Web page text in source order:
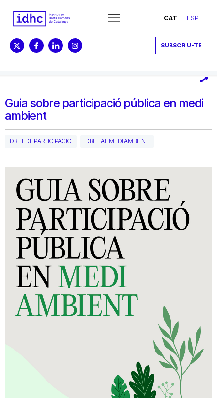
CAT ESP
SUBSCRIU-TE
Guia sobre participació pública en medi
ambient
DRET DE PARTICIPACIÓ DRET AL MEDI AMBIENT